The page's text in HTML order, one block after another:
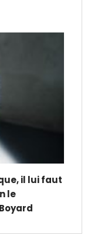
il lui faut
le